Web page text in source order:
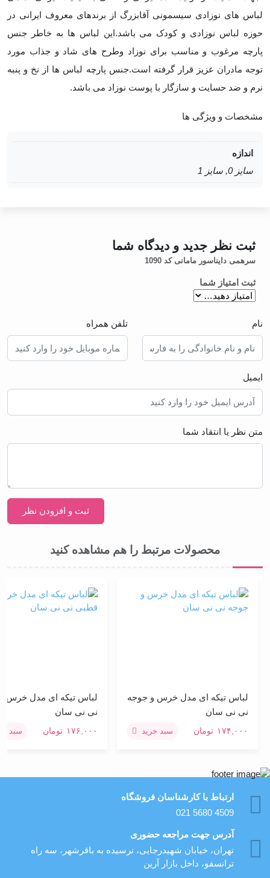
لباس های نوزادی سیسمونی آقابزرگ از برندهای معروف ایرانی در
حوزه لباس نوزادی و کودک می باشد.این لباس ها به خاطر جنس
پارچه مرغوب و مناسب برای نوزاد وطرح های شاد و جذاب مورد
توجه مادران عزیز قرار گرفته است.جنس پارچه لباس ها از نخ و پنبه
نرم و ضد حسایت و سازگار با پوست نوزاد می باشد.
مشخصات و ویژگی ها
اندازه
سایز 0, سایز 1
ثبت نظر جدید و دیدگاه شما
سرهمی دایناسور مامانی کد 1090
ثبت امتیاز شما
متن نظر یا انتقاد شما
نام تلفن همراه
ایمیل
محصولات مرتبط را هم مشاهده کنید
لباس تیکه ای مدل خرس و جوجه
نی نی سان
۱۷۴,۰۰۰ تومان سبد خرید
لباس تیکه ای مدل خرس
نی نی سان
۱۷۶,۰۰۰ تومان سبد
ارتباط با کارشناسان فروشگاه
021 5680 4509
آدرس جهت مراجعه حضوری
تهران، خيابان شهيدرجايى، نرسیده به باقرشهر، سه راه
ترانسفو، داخل بازار آرین